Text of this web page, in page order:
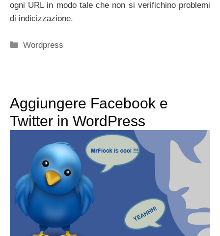
ogni URL in modo tale che non si verifichino problemi
di indicizzazione.
Categorie
Wordpress
Aggiungere Facebook e
Twitter in WordPress